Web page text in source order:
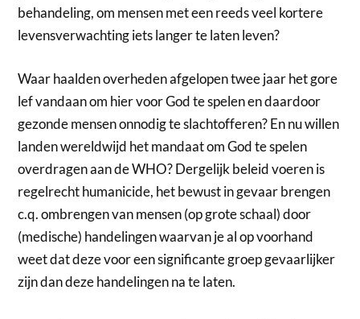
behandeling, om mensen met een reeds veel kortere
levensverwachting iets langer te laten leven?
Waar haalden overheden afgelopen twee jaar het gore
lef vandaan om hier voor God te spelen en daardoor
gezonde mensen onnodig te slachtofferen? En nu willen
landen wereldwijd het mandaat om God te spelen
overdragen aan de WHO? Dergelijk beleid voeren is
regelrecht humanicide, het bewust in gevaar brengen
c.q. ombrengen van mensen (op grote schaal) door
(medische) handelingen waarvan je al op voorhand
weet dat deze voor een significante groep gevaarlijker
zijn dan deze handelingen na te laten.